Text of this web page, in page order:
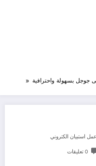
جوجل بسهولة واحترافية
عمل استبيان الكتروني
0 تعليقات